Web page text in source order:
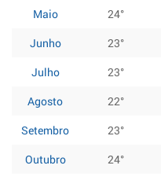
Maio
24°
Junho
23°
Julho
23°
Agosto
22°
Setembro
23°
Outubro
24°